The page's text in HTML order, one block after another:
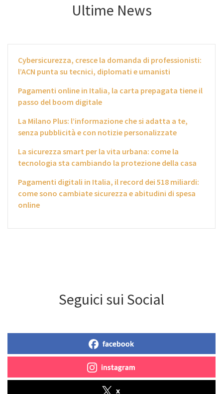
Ultime News
Cybersicurezza, cresce la domanda di professionisti:
l’ACN punta su tecnici, diplomati e umanisti
Pagamenti online in Italia, la carta prepagata tiene il
passo del boom digitale
La Milano Plus: l’informazione che si adatta a te,
senza pubblicità e con notizie personalizzate
La sicurezza smart per la vita urbana: come la
tecnologia sta cambiando la protezione della casa
Pagamenti digitali in Italia, il record dei 518 miliardi:
come sono cambiate sicurezza e abitudini di spesa
online
Seguici sui Social
facebook
instagram
x